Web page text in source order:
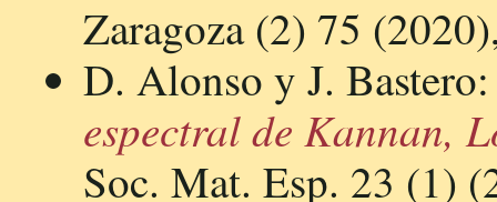
Zaragoza (2) 75
D. Alonso y J.
espectral de Kannan,
Soc. Mat. Esp. 23 (1)